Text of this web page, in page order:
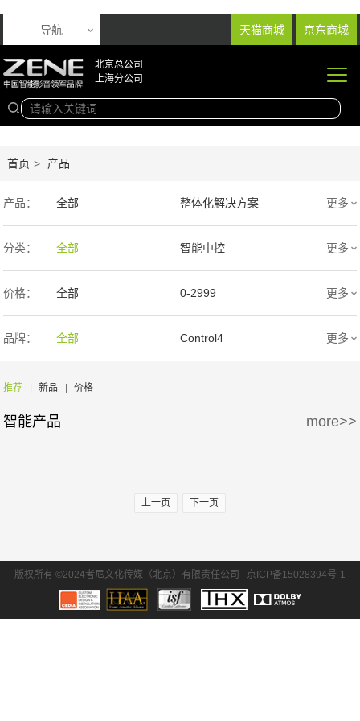
天猫商城 京东商城
导航
北京总公司
上海分公司
首页 > 产品
产品： 全部 整体化解决方案
音响产品 投影产品
专业扩声音箱 幕布产品
声学产品 智能产品
周边产品
更多
分类： 全部 智能中控 更多
价格： 全部 0-2999
3000-9999 1万-5万
5万-15万
30万-50万
更多
品牌： 全部 Control4 更多
推荐 | 新品 | 价格
智能产品 more>>
上一页 下一页
版权所有 ©2024者尼文化传媒（北京）有限责任公司 京ICP备15028394号-1